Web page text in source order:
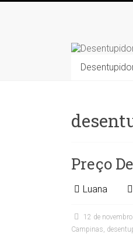
Desentupidora
em
Preço
30
mais
barato!!
Preço
Luana
12 de
Campinas,